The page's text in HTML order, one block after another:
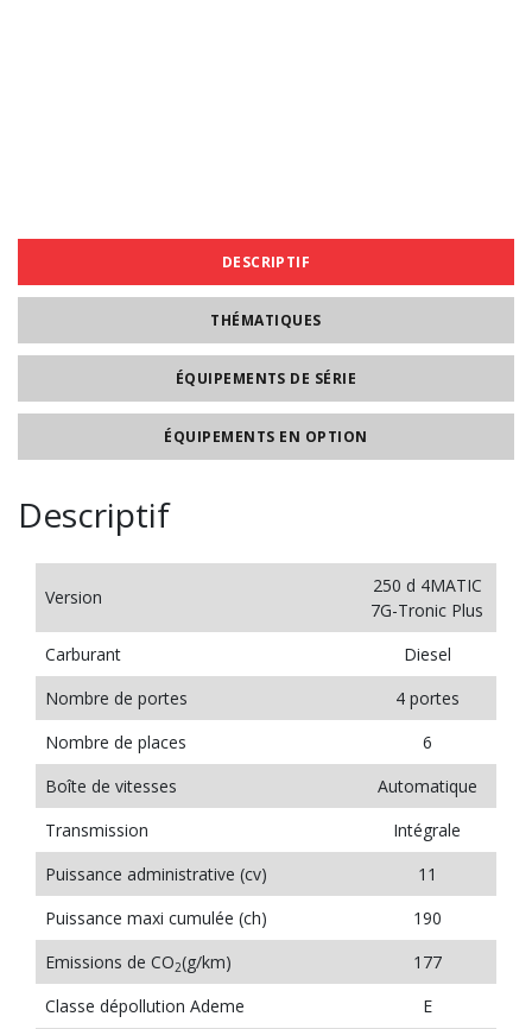
DESCRIPTIF
THÉMATIQUES
ÉQUIPEMENTS DE SÉRIE
ÉQUIPEMENTS EN OPTION
Descriptif
Version
250 d 4MATIC
7G-Tronic Plus
Carburant
Diesel
Nombre de portes
4 portes
Nombre de places
6
Boîte de vitesses
Automatique
Transmission
Intégrale
Puissance administrative (cv)
11
Puissance maxi cumulée (ch)
190
Emissions de CO2(g/km)
177
Classe dépollution Ademe
E